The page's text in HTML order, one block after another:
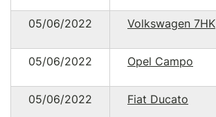
05/06/2022 Volkswagen 7HK
05/06/2022
Opel Campo
05/06/2022
Fiat Ducato